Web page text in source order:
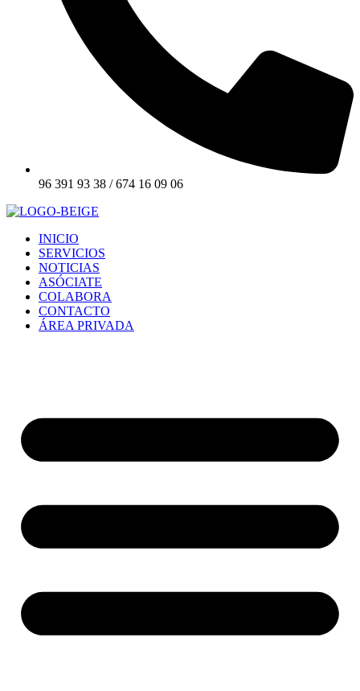
96 391 93 38 / 674 16 09 06
INICIO
SERVICIOS
NOTICIAS
ASÓCIATE
COLABORA
CONTACTO
ÁREA PRIVADA